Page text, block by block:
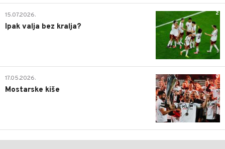
2
15.07.2026.
Ipak valja bez kralja?
0
17.05.2026.
Mostarske kiše